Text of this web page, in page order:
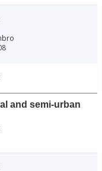
and semi-urban